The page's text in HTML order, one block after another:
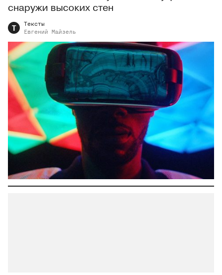
снаружи высоких стен
Т
Тексты
Евгений
Майзель